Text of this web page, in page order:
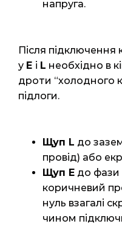
напруга.
Після підключення
у E і L необхідно в
дроти “холодного
підлоги.
Щуп L до
провід) або
Щуп E до фази
коричневий
нуль взагалі
чином